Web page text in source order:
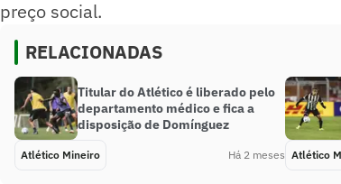
preço social.
RELACIONADAS
Titular do Atlético é liberado pelo
departamento médico e fica a
disposição de Domínguez
Atlético Mineiro Há 2 meses Atlético